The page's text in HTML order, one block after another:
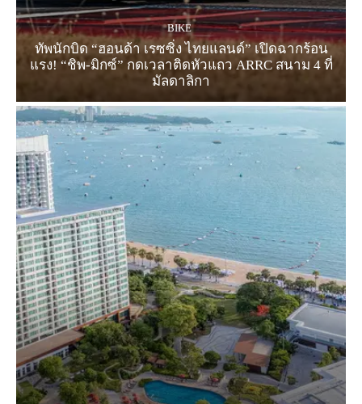
BIKE
ทัพนักบิด “ฮอนด้า เรซซิ่ง ไทยแลนด์” เปิดฉากร้อน
แรง! “ชิพ-มิกซ์” กดเวลาติดหัวแถว ARRC สนาม 4 ที่
มัลดาลิกา